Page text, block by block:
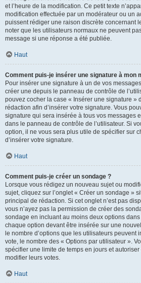
et l’heure de la modification. Ce petit texte
modification effectuée par un modérateur ou un
puissent rédiger une raison discrète concernant
noter que les utilisateurs normaux ne peuvent
message si une réponse a été publiée.
Haut
Comment puis-je insérer une signature à mon
Pour insérer une signature à un de vos
créer une depuis le panneau de contrôle de
pouvez cocher la case « Insérer une signature »
rédaction afin d’insérer votre signature. Vous
signature qui sera insérée à tous vos messages
dans le panneau de contrôle de l’utilisateur. Si
option, il ne vous sera plus utile de spécifier sur
d’insérer votre signature.
Haut
Comment puis-je créer un sondage ?
Lorsque vous rédigez un nouveau sujet ou
sujet, cliquez sur l’onglet « Créer un sondage »
principal de rédaction. Si cet onglet n’est pas
vous n’ayez pas la permission de créer des
sondage en incluant au moins deux options
chaque option devant être insérée sur une
le nombre d’options que les utilisateurs peuvent
vote, le nombre des « Options par utilisateur ».
spécifier une limite de temps en jours et
modifier leurs votes.
Haut